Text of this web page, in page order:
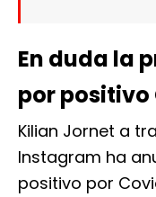
En duda la
por positivo
Kilian Jornet a
Instagram ha
positivo por